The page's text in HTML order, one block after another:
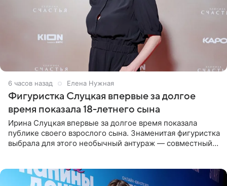
6 часов назад Елена Нужная
Фигуристка Слуцкая впервые за долгое
время показала 18-летнего сына
Ирина Слуцкая впервые за долгое время показала
публике своего взрослого сына. Знаменитая фигуристка
выбрала для этого необычный антураж — совместный